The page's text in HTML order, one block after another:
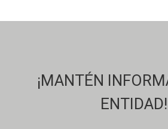
¡MANTÉN
ENTIDAD!